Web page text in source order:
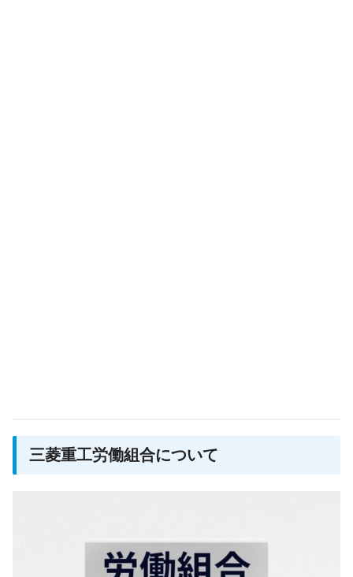
三菱重工労働組合について